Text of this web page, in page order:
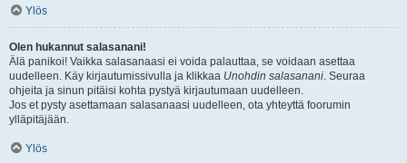
Ylös
Olen hukannut salasanani!
Älä panikoi! Vaikka salasanaasi ei voida palauttaa, se voidaan asettaa
uudelleen. Käy kirjautumissivulla ja klikkaa Unohdin salasanani. Seuraa
ohjeita ja sinun pitäisi kohta pystyä kirjautumaan uudelleen.
Jos et pysty asettamaan salasanaasi uudelleen, ota yhteyttä foorumin
ylläpitäjään.
Ylös